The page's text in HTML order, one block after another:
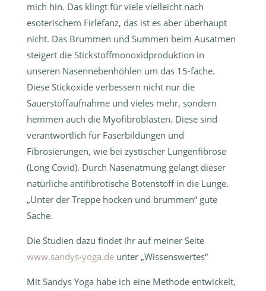
mich hin. Das klingt für viele vielleicht nach
esoterischem Firlefanz, das ist es aber überhaupt
nicht. Das Brummen und Summen beim Ausatmen
steigert die Stickstoffmonoxidproduktion in
unseren Nasennebenhöhlen um das 15-fache.
Diese Stickoxide verbessern nicht nur die
Sauerstoffaufnahme und vieles mehr, sondern
hemmen auch die Myofibroblasten. Diese sind
verantwortlich für Faserbildungen und
Fibrosierungen, wie bei zystischer Lungenfibrose
(Long Covid). Durch Nasenatmung gelangt dieser
natürliche antifibrotische Botenstoff in die Lunge.
„Unter der Treppe hocken und brummen“ gute
Sache.
Die Studien dazu findet ihr auf meiner Seite
www.sandys-yoga.deunter „Wissenswertes“
Mit Sandys Yoga habe ich eine Methode entwickelt,